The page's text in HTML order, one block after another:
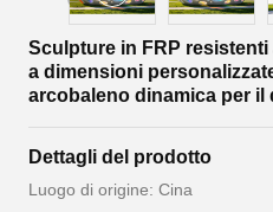
Sculpture in FRP
a dimensioni
arcobaleno dinamica per il
Dettagli del prodotto
Luogo di origine: Cina